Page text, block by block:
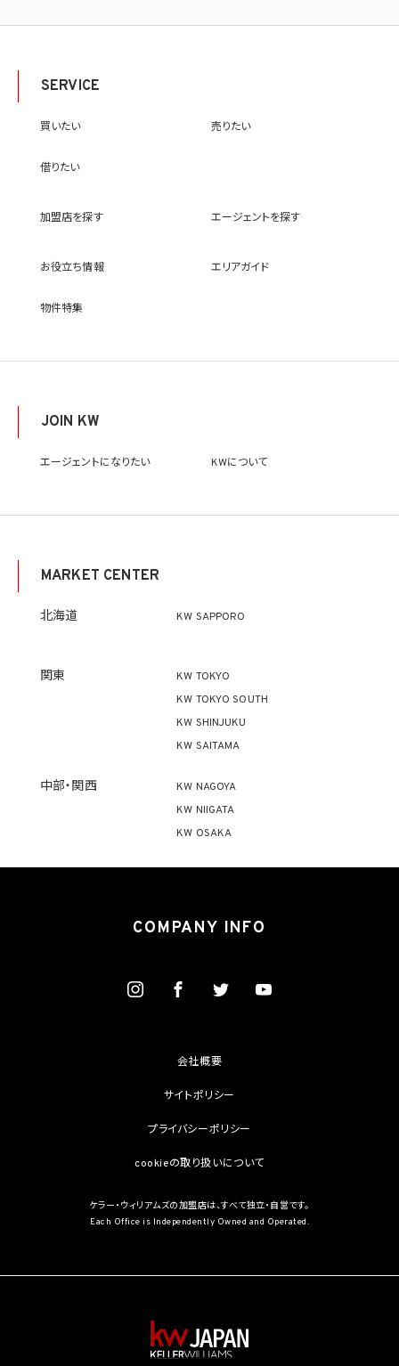
(7) ①KWブランドのライセンサー（以下「KWライセンサー」といいます。）、②KWブランド
ため。なお、KWエージェントとは、KW加盟店の業務に従事する個人を意味します。また、
(8) 当社サービスを介して販売等が行われる物件に関する情報について、当社、KWライ
(9) 雇用管理及び社内手続のため（役職員の個人情報について）、並びに人材採用活動
情報を当社又はKWライセンサーが運営するウェブサイト（当社又はKWライセンサーか
(11) 株主管理、会社法その他法令上の手続対応のため（株主、新株予約権者等の個人情
(12) 当社のサービスを通じて実施された不動産に関する取引の実績について、個人を識
別できない形式に加工した統計データを作成するため
2.2 第2.1項第7号に基づいて個人情報の提供を受けた第三者は、当社サービスに関連す
報の主体である個人（以下「本人」といいます。）が、これらの利用目的で個人情報を利用
することについて同意を撤回し又は異議を述べた場合には、当社はただちにその旨を当
ず、利用目的の達成に必要な範囲を超えて個人情報を取り扱いません。但し、次の場合は
(1) 法令に基づく場合
(2) 人の生命、身体又は財産の保護のために必要がある場合であって、本人の同意を得
て、本人の同意を得ることが困難であるとき
行することに対して協力する必要がある場合であって、本人の同意を得ることにより当該
事務の遂行に支障を及ぼすおそれがあるとき
個人データを学術研究目的で取り扱う必要があるとき（当該個人データを取り扱う目的
ある場合を除きます。）。
4.2 当社は、違法又は不当な行為を助長し、又は誘発するおそれがある方法により個人
5. 個人情報の適正な取得
情報保護法第2条第3項に定義されるものを意味します。）を取得しません。
を学術研究目的で取得する必要があるとき（当該要配慮個人情報を取得する目的の一
部が学術研究目的である場合を含み、個人の権利利益を不当に侵害するおそれがある
保護法第57条第1項各号に掲げる者その他個人情報保護委員会規則で定める者により
(4) 本人を目視し、又は撮影することにより、その外形上明らかな要配慮個人情報を取得
(5) 第三者から要配慮個人情報の提供を受ける場合であって、当該第三者による当該提
5.3 当社は、第三者から個人情報の提供を受けるに際しては、個人情報保護委員会規則
該個人情報の提供が第4.1項各号のいずれかに該当する場合又は第8.1項各号のいずれ
かに該当する場合を除きます。
管理が図られるよう、当社の従業員に対し、必要かつ適切な監督を行います。また、当社
は、個人情報の取扱いの全部又は一部を委託する場合は、委託先において個人情報の安
SERVICE
買いたい 売りたい
借りたい
加盟店を探す エージェントを探す
お役立ち情報 エリアガイド
物件特集
JOIN KW
エージェントになりたい KWについて
MARKET CENTER
北海道 KW SAPPORO
関東
KW TOKYO
KW TOKYO SOUTH
KW SHINJUKU
KW SAITAMA
中部・関西
KW NAGOYA
KW NIIGATA
KW OSAKA
COMPANY INFO
会社概要
サイトポリシー
プライバシーポリシー
cookieの取り扱いについて
ケラー・ウィリアムズの加盟店は、すべて独立・自営です。
Each Office is Independently Owned and Operated.